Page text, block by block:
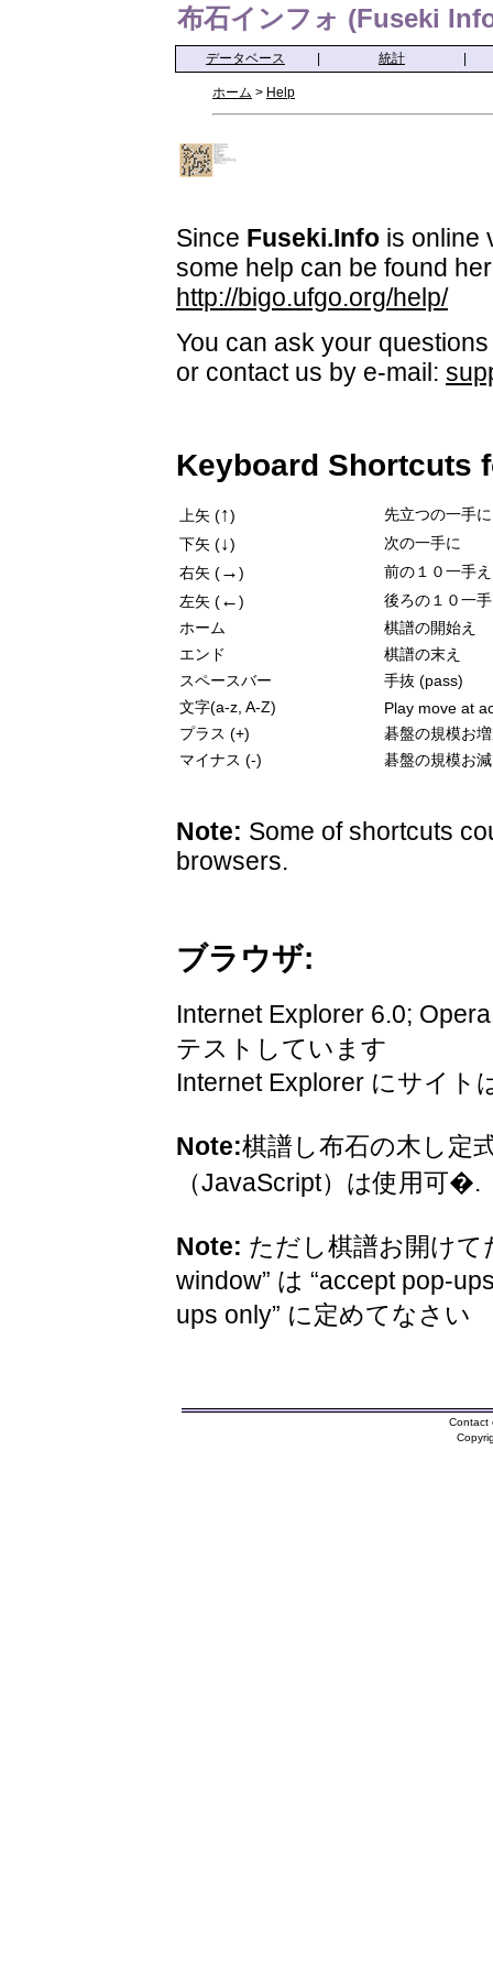
布石インフォ (Fuseki
データベース 統計
ホーム > Help
Since Fuseki.Info is online
some help can be found
http://bigo.ufgo.org/help/
You can ask your
or contact us by e-mail:
Keyboard Shortcuts
上矢 (↑)
先立つの一手に
下矢 (↓)
次の一手に
右矢 (→)
前の１０一手え
左矢 (←)
後ろの１０一
ホーム
棋譜の開始え
エンド
棋譜の末え
スペースバー
手抜 (pass)
文字(a-z, A-Z)
Play move at
プラス (+)
碁盤の規模お
マイナス (-)
碁盤の規模お
Note: Some of shortcuts
browsers.
ブラウザ:
Internet Explorer 6.0;
テストしています
Internet Explorer にサイト
Note:棋譜し布石の木し定
（JavaScript）は使用可�.
Note: ただし棋譜お開けて
window” は “accept pop-
ups only” に定めてなさい
Contact